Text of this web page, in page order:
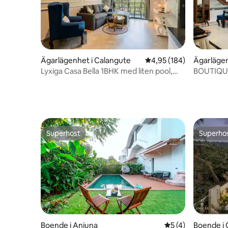
Ägarlägenhet i Calangute 4,95 av 5 i
4,95 (184)
Lyxiga Casa Bella 1BHK med liten pool,
MED
Superhost
Superhost
Boende i Anjuna 5 av 5 i
5 (4)
Boende i